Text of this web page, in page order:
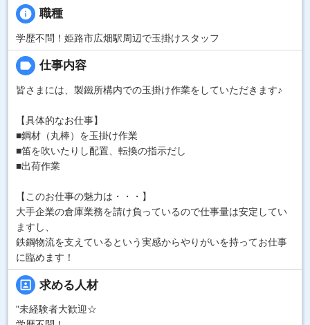
info 職種
学歴不問！姫路市広畑駅周辺で玉掛けスタッフ
label 仕事内容
皆さまには、製鐵所構内での玉掛け作業をしていただきます♪
【具体的なお仕事】
■鋼材（丸棒）を玉掛け作業
■笛を吹いたりし配置、転換の指示だし
■出荷作業
【このお仕事の魅力は・・・】
大手企業の倉庫業務を請け負っているので仕事量は安定してい
ますし、
鉄鋼物流を支えているという実感からやりがいを持ってお仕事
に臨めます！
portrait 求める人材
"未経験者大歓迎☆